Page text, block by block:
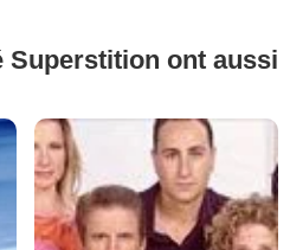
Superstition ont aussi